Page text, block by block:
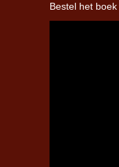
Bestel het boek